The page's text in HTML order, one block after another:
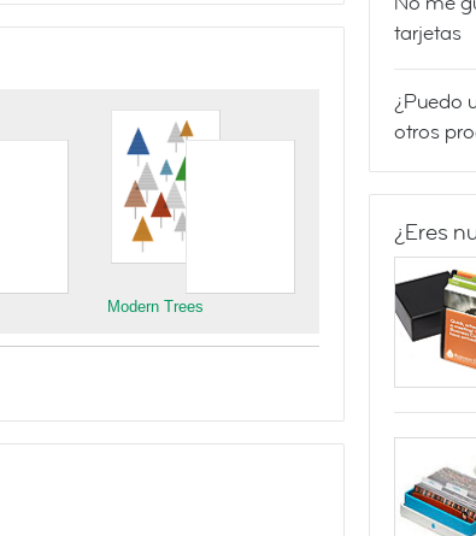
Modern Trees
tarjetas
¿Puedo
otros
¿Eres